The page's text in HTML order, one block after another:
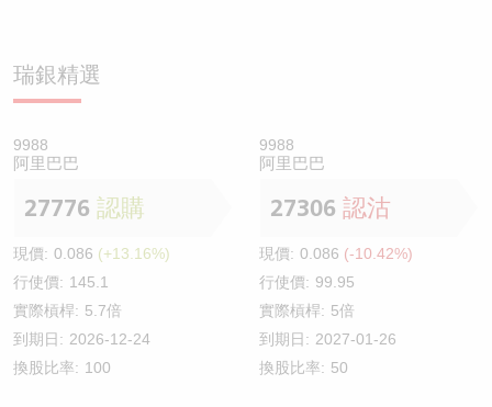
瑞銀精選
9988
阿里巴巴
27776 認購
現價: 0.086 (+13.16%)
行使價: 145.1
實際槓桿: 5.7倍
到期日: 2026-12-24
換股比率: 100
9988
阿里巴巴
27306 認沽
現價: 0.086 (-10.42%)
行使價: 99.95
實際槓桿: 5倍
到期日: 2027-01-26
換股比率: 50